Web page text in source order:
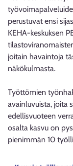
perustuvat ensi
KEHA-keskuksen
joitain havaintoja
näkökulmasta.
Työttömien
avainluvuista, joita
edellisvuoteen
osalta kasvu on
pienimmän 10